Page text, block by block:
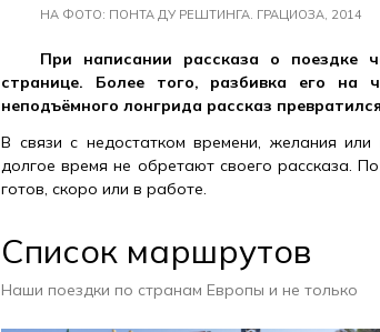
НА ФОТО: ПОНТА ДУ РЕШТИНГА. ГРАЦИОЗА, 2014
При написании рассказа о поездке
странице. Более того, разбивка его на
неподъёмного лонгрида рассказ
В связи с недостатком времени, желания или
долгое время не обретают своего рассказа.
готов, скоро или в работе.
Список маршрутов
Наши поездки по странам Европы и не только